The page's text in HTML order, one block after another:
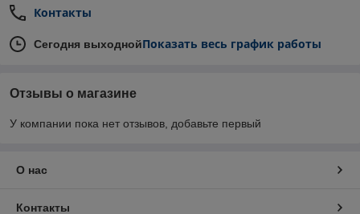
Контакты
Сегодня выходнойПоказать весь график работы
Отзывы о магазине
У компании пока нет отзывов, добавьте первый
О нас
Контакты